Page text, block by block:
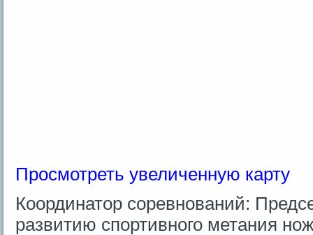
Просмотреть увеличенную карту
Координатор соревнований:
развитию спортивного метания